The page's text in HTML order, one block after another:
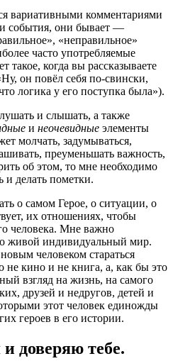
вариативными комментариями
события, они бывает —
«неправильное»
часто употребляемые
такое, когда вы рассказываете
он повёл себя по-свински,
логика у его поступка была»).
и слышать, а также
и неочевидные элементы
молчать, задумываться,
преуменьшать важность,
об этом, то мне необходимо
и делать пометки.
о самом Герое, о ситуации, о
их отношениях, чтобы
человека. Мне важно
живой индивидуальный мир.
человеком стараться
не кино и не книга, а, как бы это
взгляд на жизнь, на самого
друзей и недругов, детей и
этот человек единожды
героев в его истории.
доверяю тебе.